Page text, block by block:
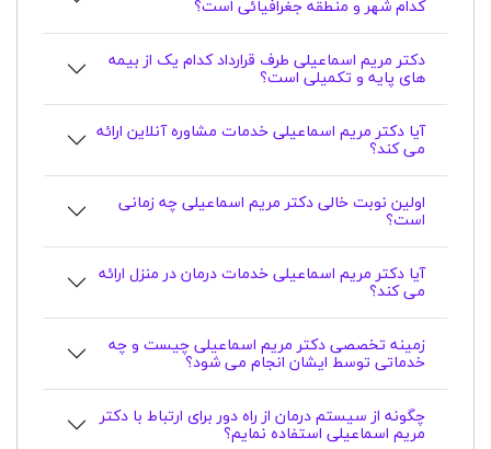
کدام شهر و منطقه جغرافیائی است؟
دکتر مریم اسماعیلی طرف قرارداد کدام یک از بیمه
های پایه و تکمیلی است؟
آیا دکتر مریم اسماعیلی خدمات مشاوره آنلاین ارائه
می کند؟
اولین نوبت خالی دکتر مریم اسماعیلی چه زمانی
است؟
آیا دکتر مریم اسماعیلی خدمات درمان در منزل ارائه
می کند؟
زمینه تخصصی دکتر مریم اسماعیلی چیست و چه
خدماتی توسط ایشان انجام می شود؟
چگونه از سیستم درمان از راه دور برای ارتباط با دکتر
مریم اسماعیلی استفاده نمایم؟